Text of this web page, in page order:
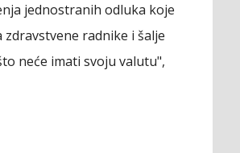
jednostranih odluka koje
radnike i šalje
neće imati svoju valutu",